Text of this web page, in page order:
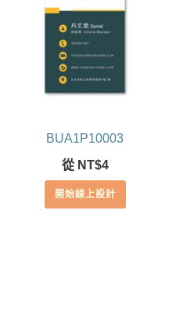
BUA1P10003
從 NT$4
開始線上設計